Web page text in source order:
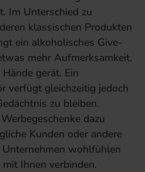
Im Unterschied zu
klassischen Produkten
ein alkoholisches Give-
mehr Aufmerksamkeit,
gerät. Ein
verfügt gleichzeitig jedoch
zu bleiben.
dazu
Kunden oder andere
wohlfühlen
Ihnen verbinden.